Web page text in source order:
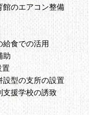
館のエアコン整備
給食での活用
助
置
設型の支所の設置
支援学校の誘致